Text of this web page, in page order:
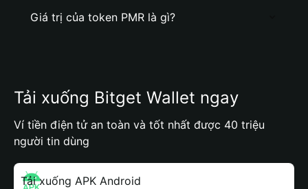
Giá trị của token PMR là gì?
Tải xuống Bitget Wallet ngay
Ví tiền điện tử an toàn và tốt nhất được 40 triệu
người tin dùng
Tải xuống APK Android